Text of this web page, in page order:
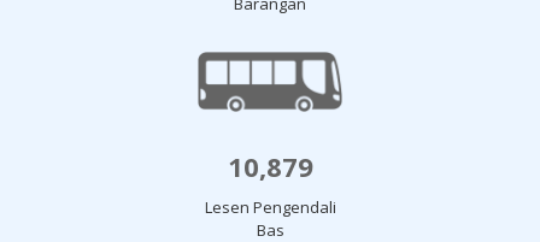
10,879
Lesen Pengendali
Bas